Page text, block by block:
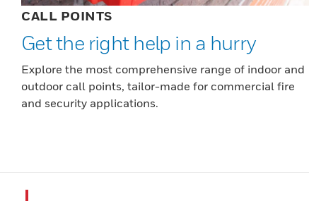
CALL POINTS
Get the right help in a hurry
Explore the most comprehensive range of indoor and
outdoor call points, tailor-made for commercial fire
and security applications.